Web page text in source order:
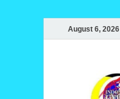
August 6, 2026